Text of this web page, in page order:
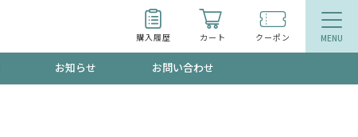
購入履歴 カート クーポン
お知らせ お問い合わせ